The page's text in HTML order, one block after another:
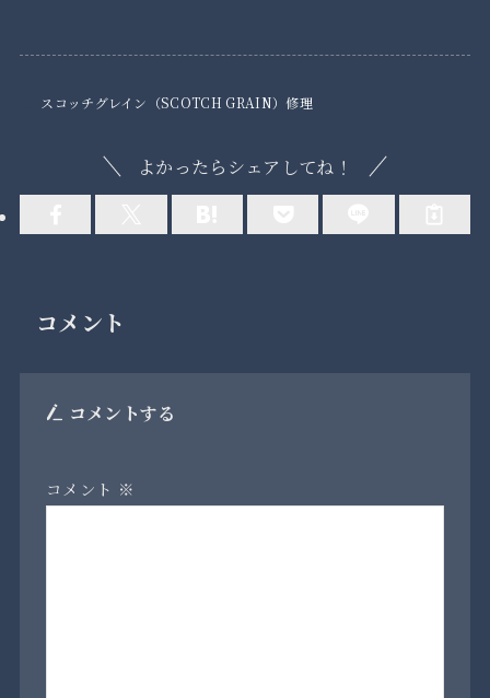
スコッチグレイン（SCOTCH GRAIN）修理
よかったらシェアしてね！
コメント
コメントする
コメント ※